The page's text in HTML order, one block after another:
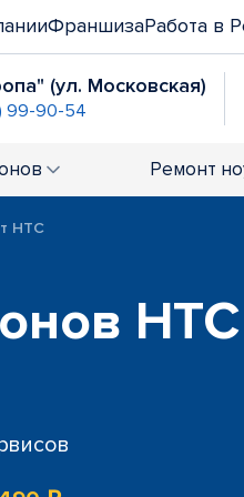
ФраншизаРабота в
(ул. Московская)
99-90-54
22-06-87 Ремонт
HTC